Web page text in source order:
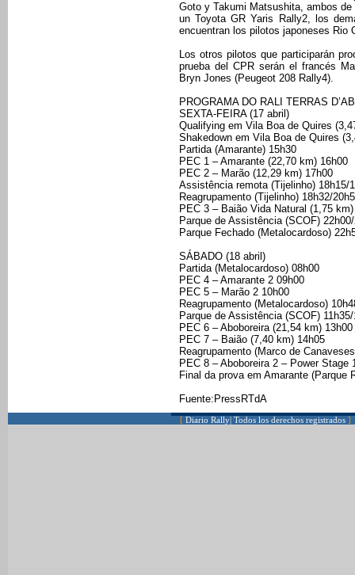
Goto y Takumi Matsushita, ambos
un Toyota GR Yaris Rally2, los
encuentran los pilotos japoneses Rio
Los otros pilotos que participarán
prueba del CPR serán el francés
Bryn Jones (Peugeot 208 Rally4).
PROGRAMA DO RALI TERRAS
SEXTA-FEIRA (17 abril)
Qualifying em Vila Boa de Quires
Shakedown em Vila Boa de Quires
Partida (Amarante) 15h30
PEC 1 – Amarante (22,70 km) 16h00
PEC 2 – Marão (12,29 km) 17h00
Assistência remota (Tijelinho) 18h15/
Reagrupamento (Tijelinho) 18h32/
PEC 3 – Baião Vida Natural (1,75
Parque de Assistência (SCOF)
Parque Fechado (Metalocardoso)
SÁBADO (18 abril)
Partida (Metalocardoso) 08h00
PEC 4 – Amarante 2 09h00
PEC 5 – Marão 2 10h00
Reagrupamento (Metalocardoso)
Parque de Assistência (SCOF)
PEC 6 – Aboboreira (21,54 km) 13h00
PEC 7 – Baião (7,40 km) 14h05
Reagrupamento (Marco de
PEC 8 – Aboboreira 2 – Power Stage
Final da prova em Amarante (Parque
Fuente:PressRTdA
[ Diario Rally| Todos los derechos registrados ]